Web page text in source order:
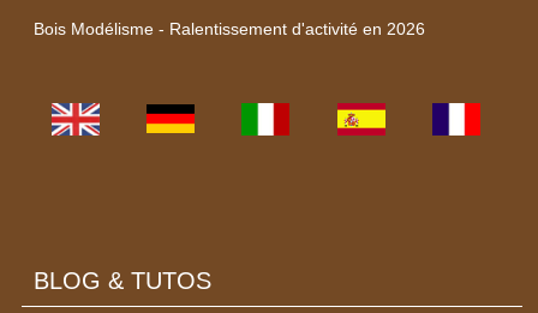
Bois Modélisme - Ralentissement d'activité en 2026
BLOG & TUTOS